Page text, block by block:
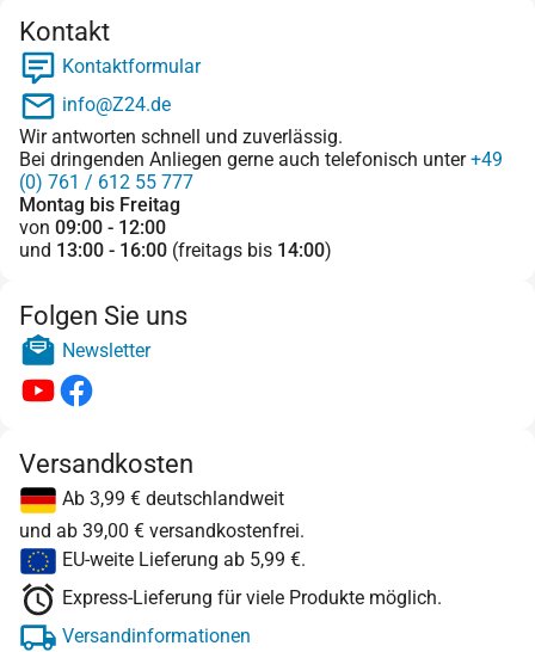
Kontakt
Kontaktformular
info@Z24.de
Wir antworten schnell und zuverlässig.
Bei dringenden Anliegen gerne auch telefonisch unter+49
(0) 761 / 612 55 777
Montag bis Freitag
von 09:00 - 12:00
und 13:00 - 16:00 (freitags bis 14:00)
Folgen Sie uns
Newsletter
Versandkosten
Ab 3,99 € deutschlandweit
und ab 39,00 € versandkostenfrei.
EU-weite Lieferung ab 5,99 €.
Express-Lieferung für viele Produkte möglich.
Versandinformationen